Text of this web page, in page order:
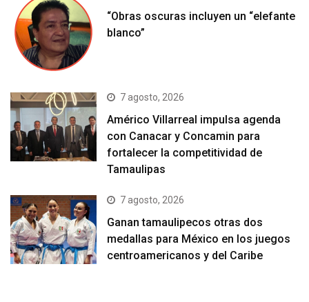
“Obras oscuras incluyen un “elefante
blanco”
7 agosto, 2026
Américo Villarreal impulsa agenda
con Canacar y Concamin para
fortalecer la competitividad de
Tamaulipas
7 agosto, 2026
Ganan tamaulipecos otras dos
medallas para México en los juegos
centroamericanos y del Caribe